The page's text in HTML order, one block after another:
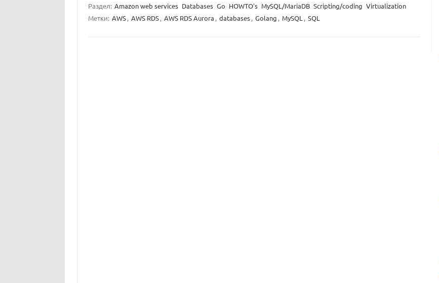
Раздел: Amazon web services Databases Go HOWTO's MySQL/MariaDB Scripting/coding Virtualization
Метки: AWS, AWS RDS, AWS RDS Aurora , databases, Golang , MySQL , SQL